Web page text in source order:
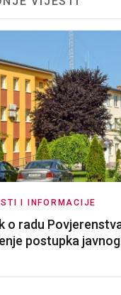
I INFORMACIJE
o radu
postupka javnog